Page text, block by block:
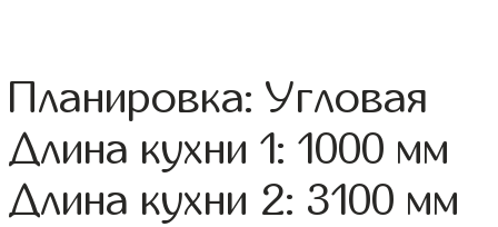
Планировка: Угловая
Длина кухни 1: 1000 мм
Длина кухни 2: 3100 мм